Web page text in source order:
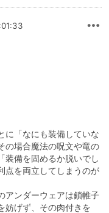
に「なにも装備していな
の場合魔法の呪文や竜の
装備を固めるか脱いでし
点を両立してしまうのが
アンダーウェアは鎖帷子
妨げず、その肉付きを